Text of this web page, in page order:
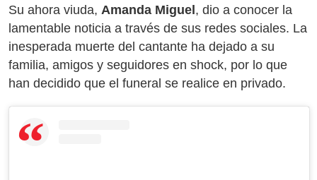
Su ahora viuda, Amanda Miguel , dio a conocer la
lamentable noticia a través de sus redes sociales. La
inesperada muerte del cantante ha dejado a su
familia, amigos y seguidores en shock, por lo que
han decidido que el funeral se realice en privado.